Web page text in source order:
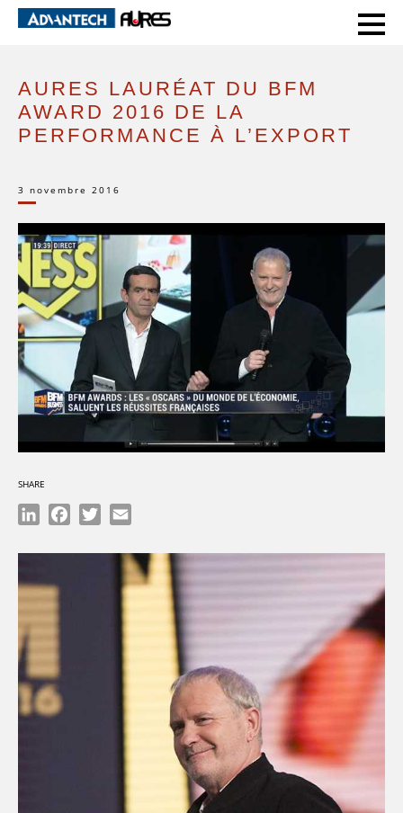
HOME
AURES LAURÉAT DU BFM AWARD 2016 DE LA PERFORMANCE À L’EXPORT
AURES LAURÉAT DU BFM
AWARD 2016 DE LA
PERFORMANCE À L’EXPORT
3 novembre 2016
SHARE
LinkedInFacebook
Twitter